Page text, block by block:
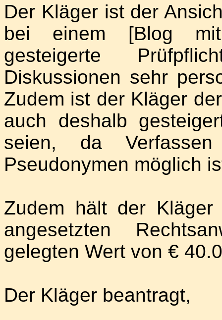
Der Kläger ist der
bei einem [Blog mit
gesteigerte
Diskussionen sehr
Zudem ist der Kläger
auch deshalb
seien, da
Pseudonymen möglich
Zudem hält der
angesetzten
gelegten Wert von €
Der Kläger beantragt,